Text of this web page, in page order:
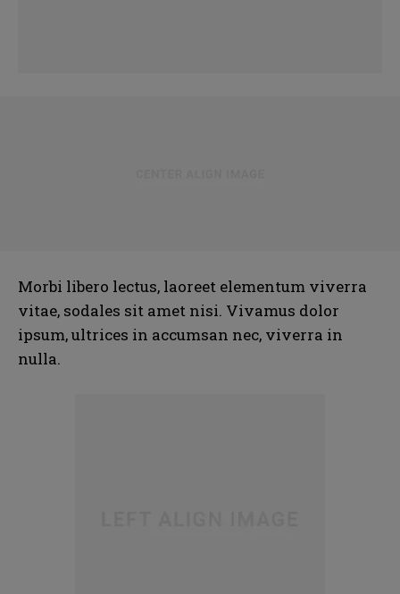
Morbi libero lectus, laoreet elementum viverra
vitae, sodales sit amet nisi. Vivamus dolor
ipsum, ultrices in accumsan nec, viverra in
nulla.